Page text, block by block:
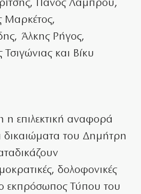
Πάνος Λάμπρου,
Μαρκέτος,
Άλκης Ρήγος,
και Βίκυ
η επιλεκτική αναφορά
δικαιώματα του Δημήτρη
δολοφονικές
ο εκπρόσωπος Τύπου του